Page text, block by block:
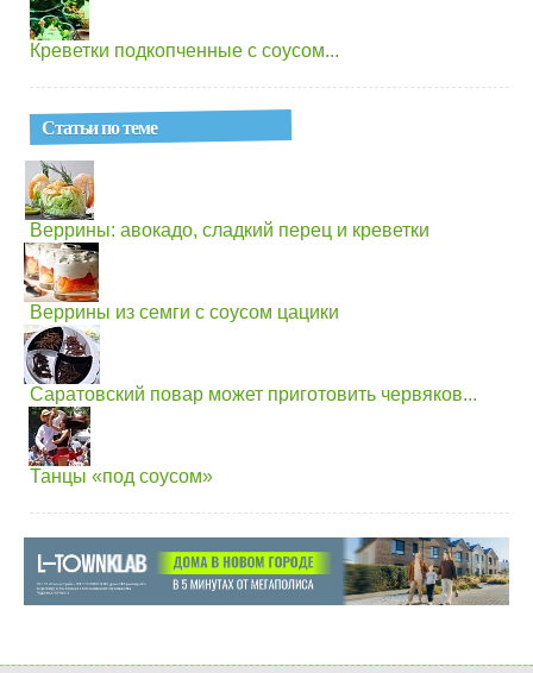
Креветки подкопченные с соусом...
Статьи по теме
Веррины: авокадо, сладкий перец и креветки
Веррины из семги с соусом цацики
Саратовский повар может приготовить червяков...
Танцы «под соусом»